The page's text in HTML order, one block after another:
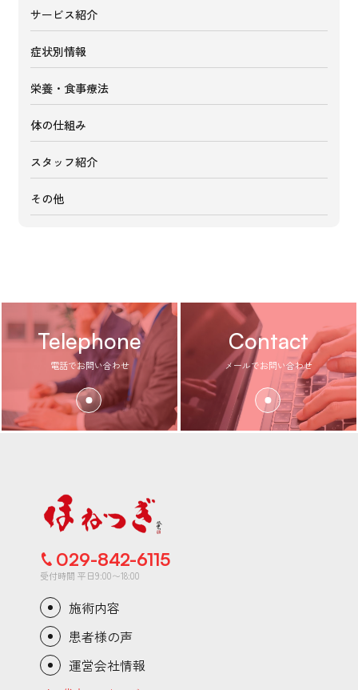
サービス紹介
症状別情報
栄養・食事療法
体の仕組み
スタッフ紹介
その他
Telephone
電話でお問い合わせ
Contact
メールでお問い合わせ
029-842-6115
受付時間 平日9:00〜18:00
施術内容
患者様の声
運営会社情報